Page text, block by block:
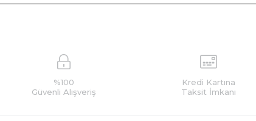
%100
Güvenli Alışveriş
Kredi Kartına
Taksit İmkanı